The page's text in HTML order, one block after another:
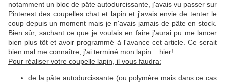
notamment un bloc de pâte autodurcissante, j'avais vu passer sur
Pinterest des coupelles chat et lapin et j'avais envie de tenter le
coup depuis un moment mais je n'avais jamais de pâte en stock.
Bien sûr, sachant ce que je voulais en faire j'aurai pu me lancer
bien plus tôt et avoir programmé à l'avance cet article. Ce serait
bien mal me connaître, j'ai terminé mon lapin... hier!
Pour réaliser votre coupelle lapin, il vous faudra:
de la pâte autodurcissante (ou polymère mais dans ce cas